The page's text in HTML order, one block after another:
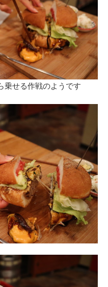
乗せる作戦のようです